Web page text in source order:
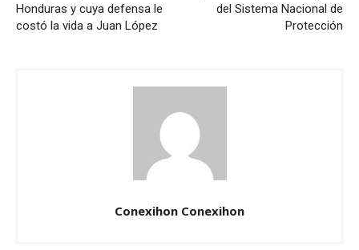
Honduras y cuya defensa le
costó la vida a Juan López
del Sistema Nacional de
Protección
Conexihon Conexihon